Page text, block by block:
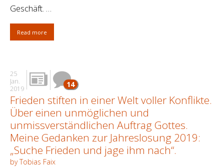
Geschäft. …
Read more
25
Jan.
2019
14
Frieden stiften in einer Welt voller Konflikte.
Über einen unmöglichen und
unmissverständlichen Auftrag Gottes.
Meine Gedanken zur Jahreslosung 2019:
„Suche Frieden und jage ihm nach“.
by Tobias Faix